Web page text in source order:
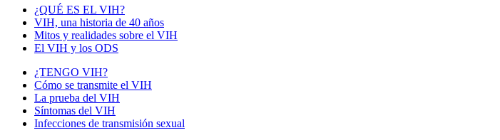
¿QUÉ ES EL VIH?
VIH, una historia de 40 años
Mitos y realidades sobre el VIH
El VIH y los ODS
¿TENGO VIH?
Cómo se transmite el VIH
La prueba del VIH
Síntomas del VIH
Infecciones de transmisión sexual